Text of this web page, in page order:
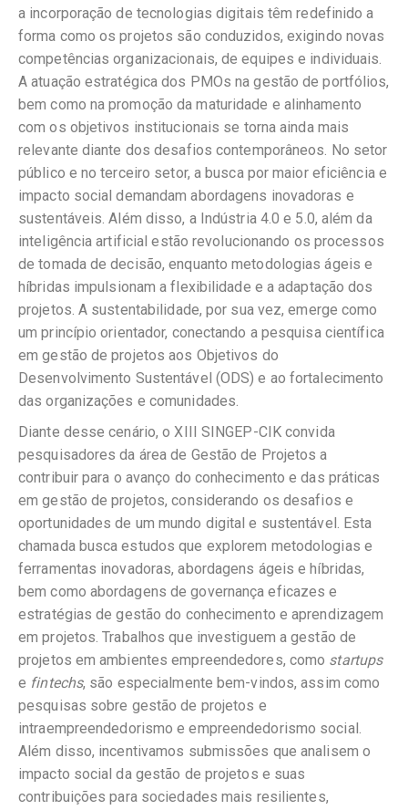
a incorporação de tecnologias digitais têm redefinido a
forma como os projetos são conduzidos, exigindo novas
competências organizacionais, de equipes e individuais.
A atuação estratégica dos PMOs na gestão de portfólios,
bem como na promoção da maturidade e alinhamento
com os objetivos institucionais se torna ainda mais
relevante diante dos desafios contemporâneos. No setor
público e no terceiro setor, a busca por maior eficiência e
impacto social demandam abordagens inovadoras e
sustentáveis. Além disso, a Indústria 4.0 e 5.0, além da
inteligência artificial estão revolucionando os processos
de tomada de decisão, enquanto metodologias ágeis e
híbridas impulsionam a flexibilidade e a adaptação dos
projetos. A sustentabilidade, por sua vez, emerge como
um princípio orientador, conectando a pesquisa científica
em gestão de projetos aos Objetivos do
Desenvolvimento Sustentável (ODS) e ao fortalecimento
das organizações e comunidades.
Diante desse cenário, o XIII SINGEP-CIK convida
pesquisadores da área de Gestão de Projetos a
contribuir para o avanço do conhecimento e das práticas
em gestão de projetos, considerando os desafios e
oportunidades de um mundo digital e sustentável. Esta
chamada busca estudos que explorem metodologias e
ferramentas inovadoras, abordagens ágeis e híbridas,
bem como abordagens de governança eficazes e
estratégias de gestão do conhecimento e aprendizagem
em projetos. Trabalhos que investiguem a gestão de
projetos em ambientes empreendedores, como startups
e fintechs, são especialmente bem-vindos, assim como
pesquisas sobre gestão de projetos e
intraempreendedorismo e empreendedorismo social.
Além disso, incentivamos submissões que analisem o
impacto social da gestão de projetos e suas
contribuições para sociedades mais resilientes,